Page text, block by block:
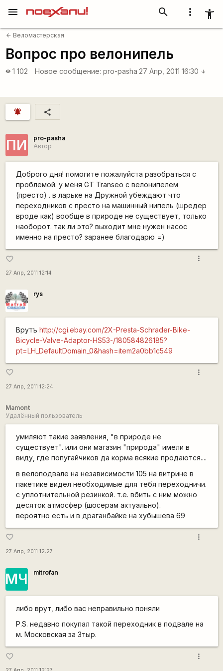
more_vert accessibility_new
search
menu
arrow_back Веломастерская
Вопрос про велонипель
visibility 1 102 Новое сообщение: pro-pasha 27 Апр, 2011 16:30 arrow_downward
notifications_active share
ПИ
pro-pasha
Автор
Доброго дня! помогите пожалуйста разобраться с
проблемой. у меня GT Transeo с велонипелем
(престо) . в ларьке на Дружной убеждают что
переходников с престо на машинный нипель (шредер
вроде как) вообще в природе не существует, только
наоборот. так ли это? выходит мне нужен насос
именно на престо? заранее благодарю =)
favorite_border
27 Апр, 2011 12:14
more_vert
rys
Врутъ http://cgi.ebay.com/2X-Presta-Schrader-Bike-
Bicycle-Valve-Adaptor-HS53-/180584826185?
pt=LH_DefaultDomain_0&hash=item2a0bb1c549
favorite_border
27 Апр, 2011 12:24
more_vert
Mamont
Удалённый пользователь
умиляют такие заявления, "в природе не
существует". или они магазин "природа" имели в
виду, где попугайчиков да корма всякие продаются....
в велоподвале на независимости 105 на витрине в
пакетике видел необходимые для тебя переходничи.
с уплотнительной резинкой. т.е. вбить с ним можно
десяток атмосфер (шосерам актуально).
вероятно есть и в драганбайке на хубышева 69
favorite_border
27 Апр, 2011 12:27
more_vert
МЧ mitrofan
либо врут, либо вас неправильно поняли
P.S. недавно покупал такой переходник в подвале на
м. Московская за 3тыр.
favorite_border more_vert